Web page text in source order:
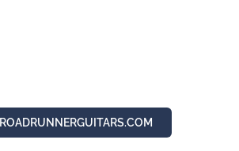
ROADRUNNERGUITARS.COM